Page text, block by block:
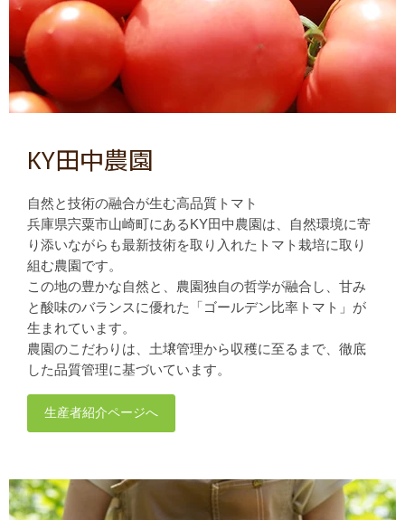
KY田中農園
自然と技術の融合が生む高品質トマト
兵庫県宍粟市山崎町にあるKY田中農園は、自然環境に寄
り添いながらも最新技術を取り入れたトマト栽培に取り
組む農園です。
この地の豊かな自然と、農園独自の哲学が融合し、甘み
と酸味のバランスに優れた「ゴールデン比率トマト」が
生まれています。
農園のこだわりは、土壌管理から収穫に至るまで、徹底
した品質管理に基づいています。
生産者紹介ページへ